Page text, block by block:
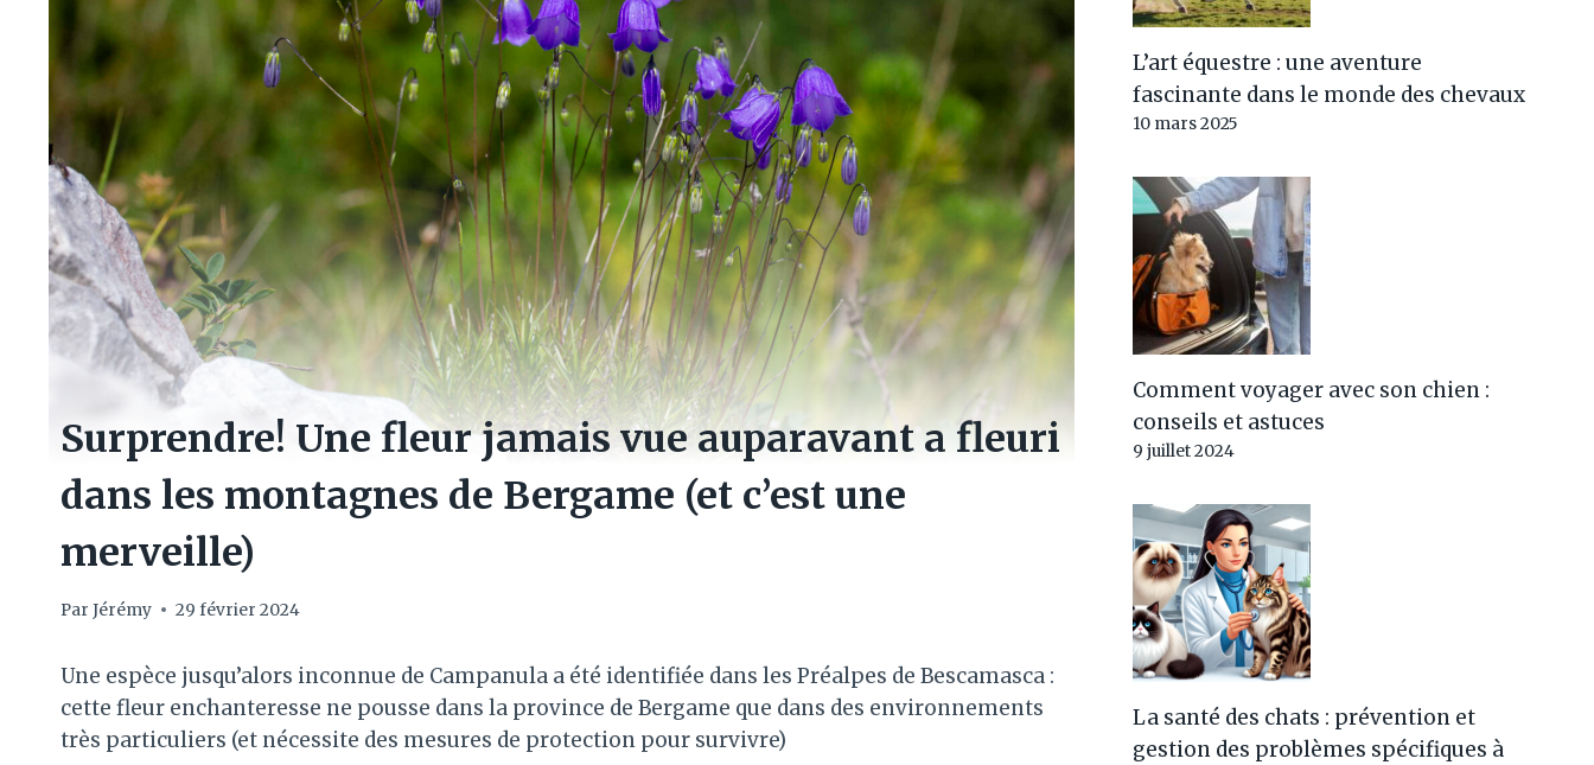
Surprendre! Une fleur jamais vue auparavant a fleuri
dans les montagnes de Bergame (et c’est une
merveille)
Par Jérémy 29 février 2024
Une espèce jusqu’alors inconnue de Campanula a été identifiée dans les Préalpes de Bescamasca :
cette fleur enchanteresse ne pousse dans la province de Bergame que dans des environnements
très particuliers (et nécessite des mesures de protection pour survivre)
L’art équestre : une aventure
fascinante dans le monde des chevaux
10 mars 2025
Comment voyager avec son chien :
conseils et astuces
9 juillet 2024
La santé des chats : prévention et
gestion des problèmes spécifiques à